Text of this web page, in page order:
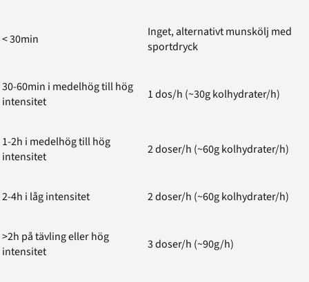
< 30min
Inget, alternativt munskölj med
sportdryck
30-60min i medelhög till hög
intensitet
1 dos/h (~30g kolhydrater/h)
1-2h i medelhög till hög
intensitet
2 doser/h (~60g kolhydrater/h)
2-4h i låg intensitet 2 doser/h (~60g kolhydrater/h)
>2h på tävling eller hög
intensitet
3 doser/h (~90g/h)